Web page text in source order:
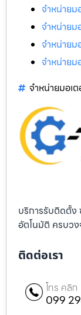
จำหน่ายม
จำหน่ายม
จำหน่ายม
จำหน่ายม
จำหน่ายมอเ
บริการรับติดตั้ง
อัตโนมัติ ครบว
ติดต่อเรา
โทร คลิก
099